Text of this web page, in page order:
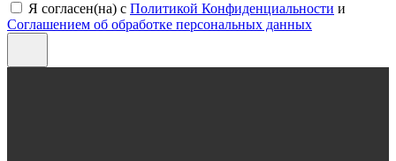
Я согласен(на) с Политикой Конфиденциальности и
Соглашением об обработке персональных данных